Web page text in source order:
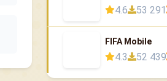
4.6 53 291
FIFA Mobile
4.3 52 439